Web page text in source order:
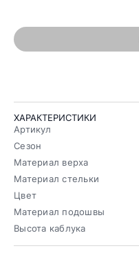
ХАРАКТЕРИСТИКИ
Артикул
Сезон
Материал верха
Материал стельки
Цвет
Материал подошвы
Высота каблука